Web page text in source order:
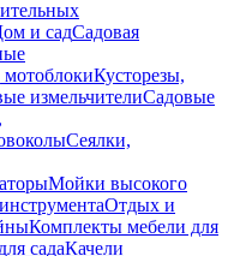
и садСадовая
мотоблокиКусторезы,
измельчителиСадовые
Сеялки,
Мойки высокого
Отдых и
Комплекты мебели для
садаКачели